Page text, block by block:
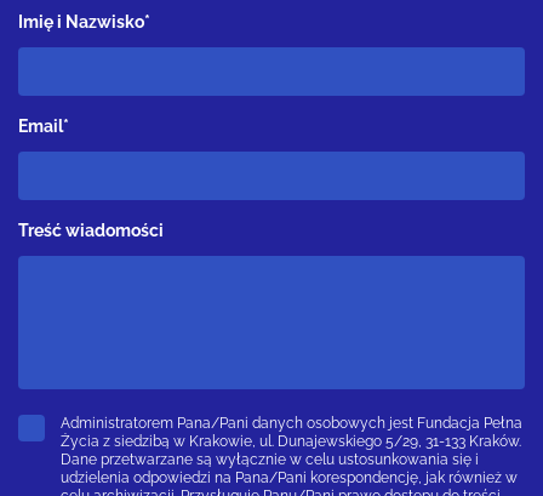
Imię i Nazwisko*
Email*
Treść wiadomości
Administratorem Pana/Pani danych osobowych jest Fundacja Pełna
Życia z siedzibą w Krakowie, ul. Dunajewskiego 5/29, 31-133 Kraków.
Dane przetwarzane są wyłącznie w celu ustosunkowania się i
udzielenia odpowiedzi na Pana/Pani korespondencję, jak również w